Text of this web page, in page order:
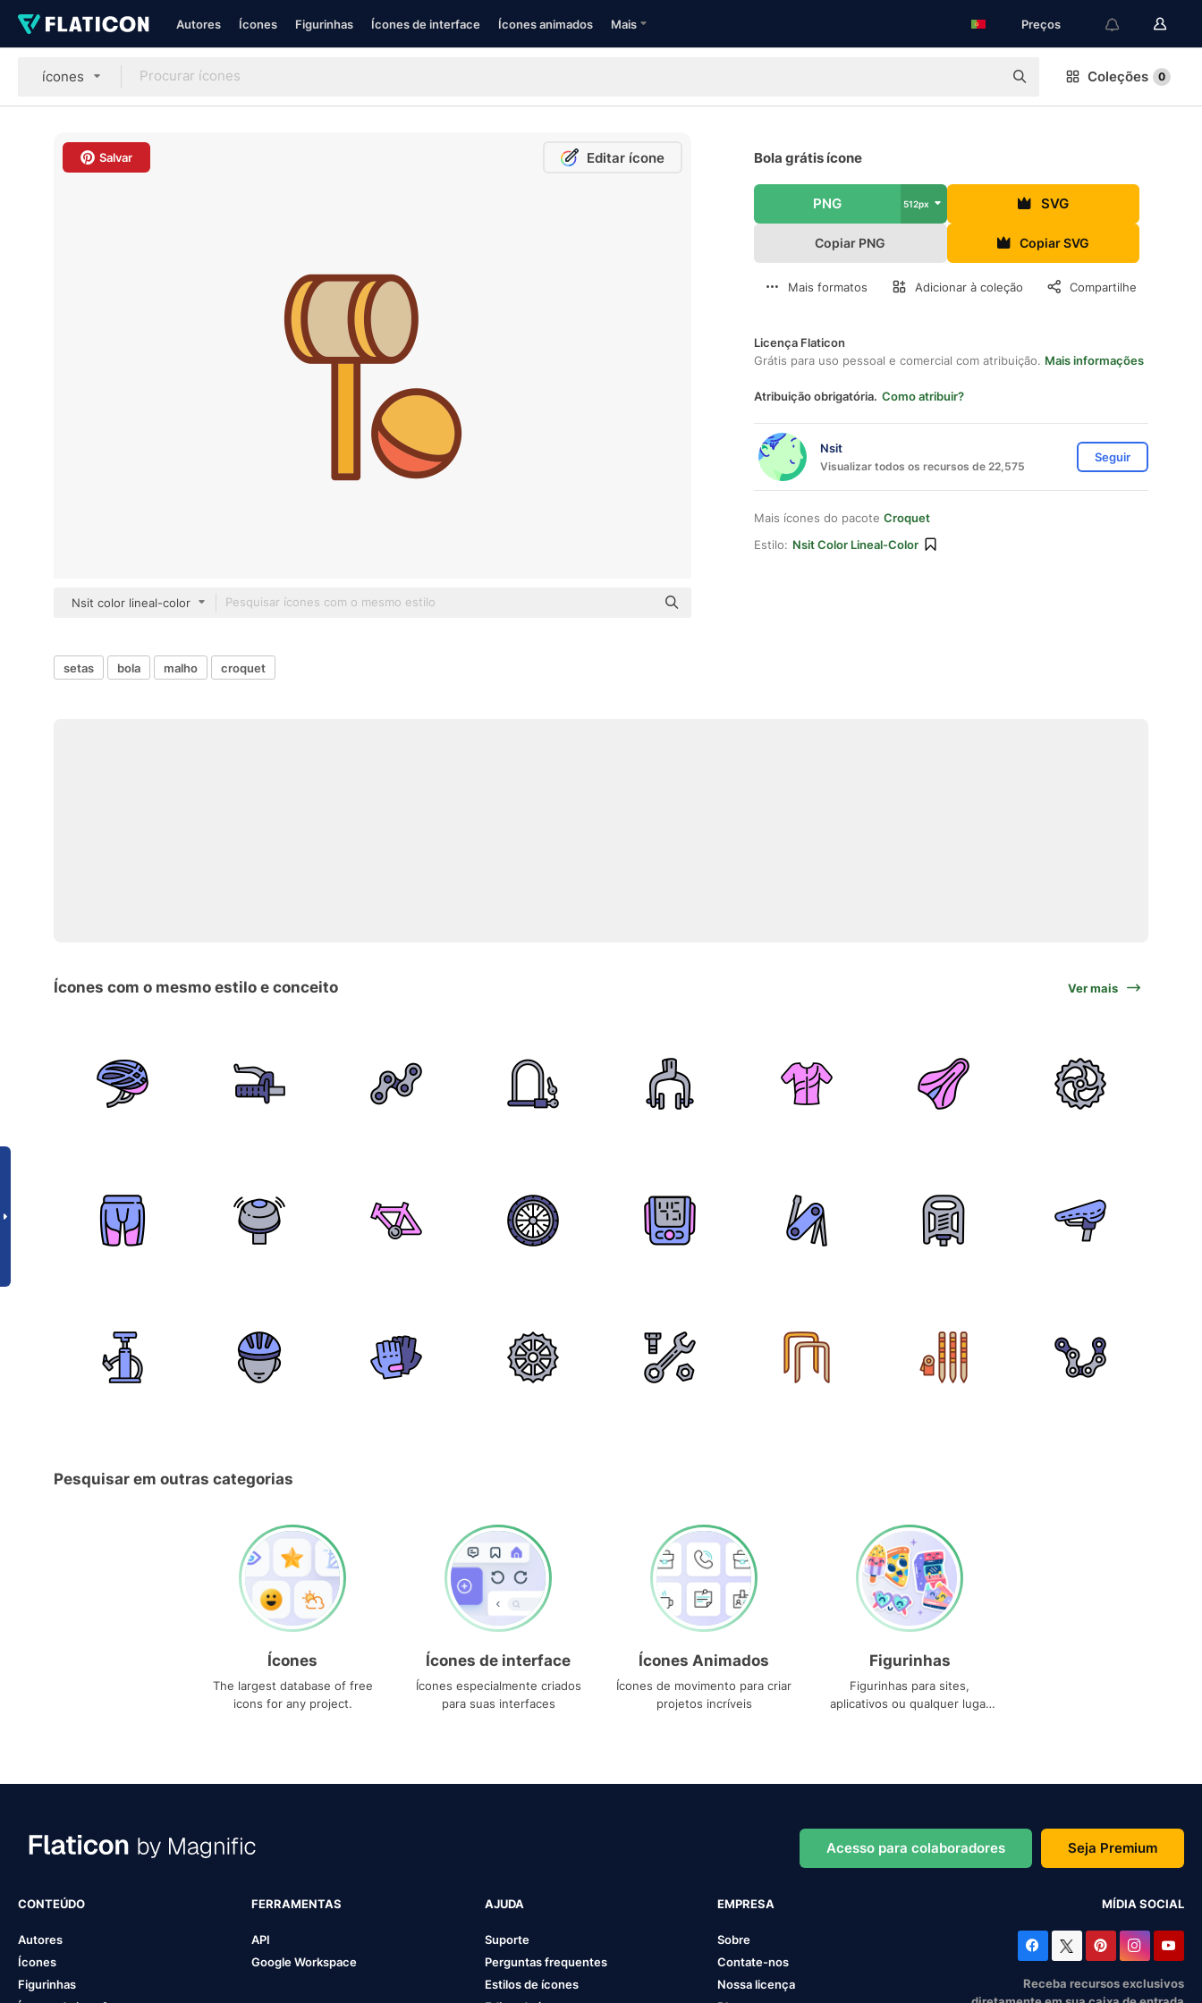
Autores Ícones Figurinhas Ícones de interface Ícones animados Mais Preços
ícones Coleções 0
Salvar Editar ícone
Nsit color lineal-color
Bola grátis ícone
PNG 512px SVG
Copiar PNG Copiar SVG
Mais formatos Adicionar à coleção Compartilhe
Licença Flaticon
Grátis para uso pessoal e comercial com atribuição. Mais informações
Atribuição obrigatória. Como atribuir?
Nsit
Visualizar todos os recursos de 22,575
Seguir
Mais ícones do pacote Croquet
Estilo: Nsit Color Lineal-Color
setas bola malho croquet
Ícones com o mesmo estilo e conceito Ver mais
Pesquisar em outras categorias
Ícones
The largest database of free
icons for any project.
Ícones de interface
Ícones especialmente criados
para suas interfaces
Ícones Animados
Ícones de movimento para criar
projetos incríveis
Figurinhas
Figurinhas para sites,
aplicativos ou qualquer lugar
Acesso para colaboradores Seja Premium
CONTEÚDO
Autores
Ícones
Figurinhas
FERRAMENTAS
API
Google Workspace
AJUDA
Suporte
Perguntas frequentes
Estilos de ícones
EMPRESA
Sobre
Contate-nos
Nossa licença
MÍDIA SOCIAL
Receba recursos exclusivos